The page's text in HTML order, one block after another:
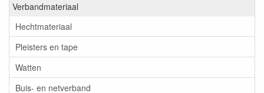
Verbandmateriaal
Hechtmateriaal
Pleisters en tape
Watten
Buis- en netverband